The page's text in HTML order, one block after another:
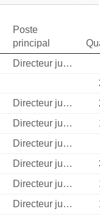
Poste
principal
Directeur juridique
Directeur juridique
Directeur juridique
Directeur juridique
Directeur juridique
Directeur juridique
Directeur juridique